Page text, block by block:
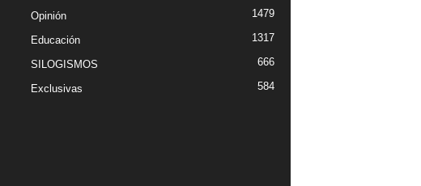
Opinión 1479
Educación 1317
SILOGISMOS 666
Exclusivas 584